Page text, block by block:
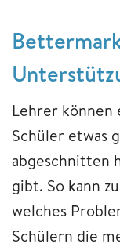
Lehrer können
Schüler etwas
abgeschnitten
gibt. So kann
welches
Schülern die